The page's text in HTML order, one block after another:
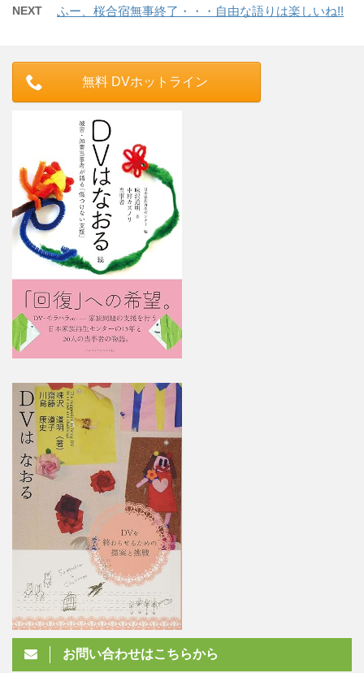
NEXT ふー、桜合宿無事終了・・・自由な語りは楽しいね!!
無料 DVホットライン
お問い合わせはこちらから